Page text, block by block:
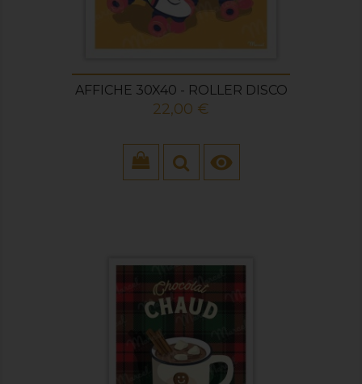
AFFICHE 30X40 - ROLLER DISCO
Prix
22,00 €
